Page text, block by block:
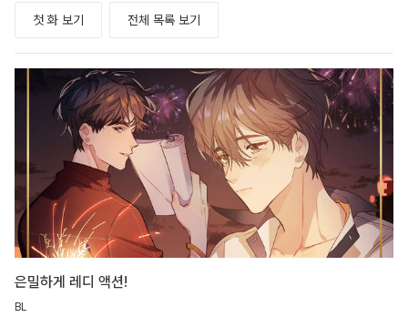
첫 화 보기 전체 목록 보기
은밀하게 레디 액션!
BL